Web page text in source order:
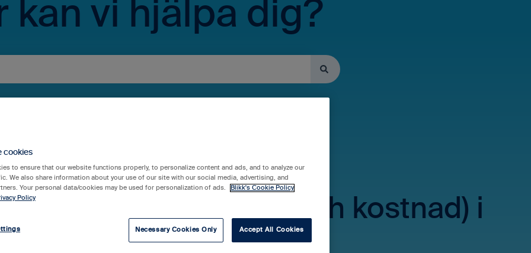
kan vi hjälpa dig?
balans (intäkt och kostnad) i
cookies
to ensure that our website functions properly, to personalize content and ads, and to analyze our
We also share information about your use of our site with our social media, advertising, and
Your personal data/cookies may be used for personalization of ads.
Blikk's Cookie Policy
Policy
Necessary Cookies Only Accept All Cookies